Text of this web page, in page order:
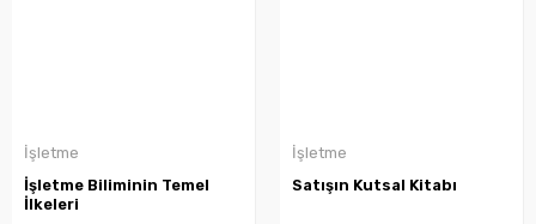
İşletme
İşletme Biliminin Temel
İlkeleri
İşletme
Satışın Kutsal Kitabı